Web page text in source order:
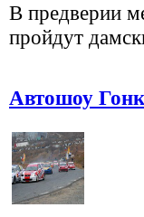
В предверии
пройдут
Автошоу